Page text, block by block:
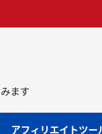
ます
アフィリエイトツー